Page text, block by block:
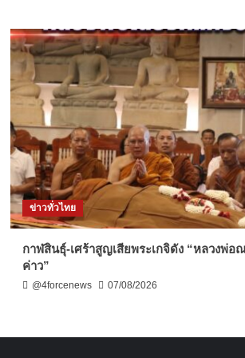
ข่าวทั่วไทย
กาฬสินธุ์-เศร้าสูญเสียพระเกจิดัง “หลวงพ่อ
ค่าว”
@4forcenews 07/08/2026